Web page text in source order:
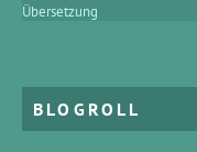
Übersetzung
BLOGROLL